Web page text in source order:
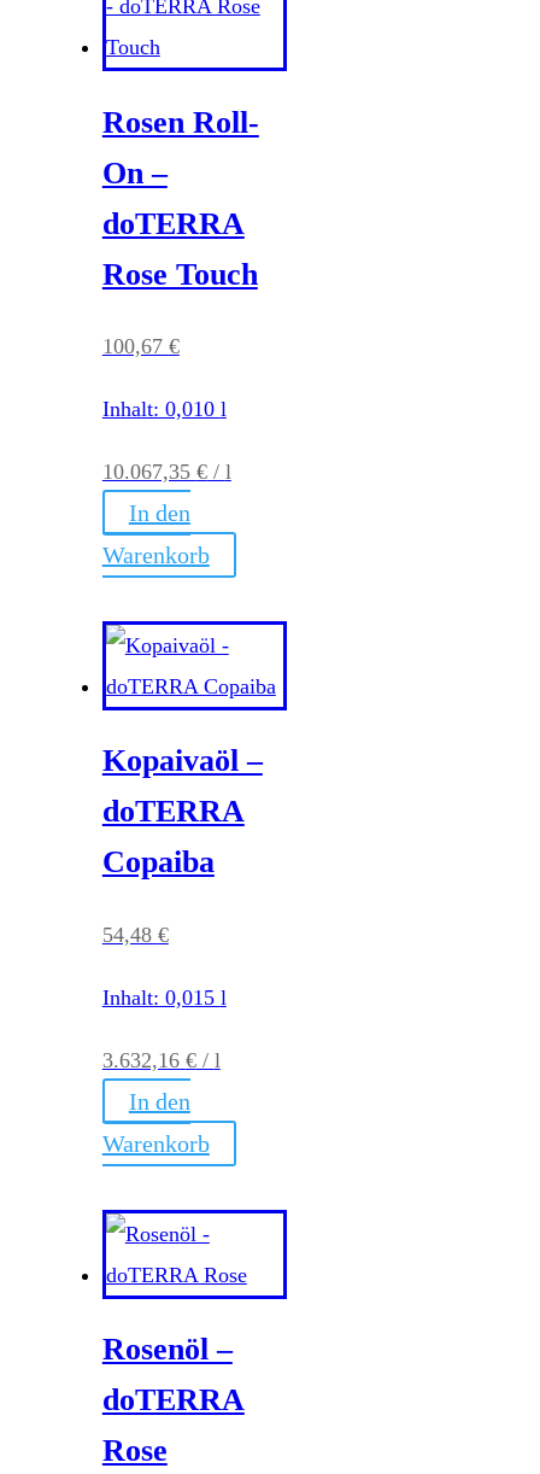
Rosen Roll-
On –
doTERRA
Rose Touch
100,67 €
Inhalt: 0,010 l
10.067,35 €/ l
In den
Warenkorb
Kopaivaöl –
doTERRA
Copaiba
54,48 €
Inhalt: 0,015 l
3.632,16 €/ l
In den
Warenkorb
Rosenöl –
doTERRA
Rose